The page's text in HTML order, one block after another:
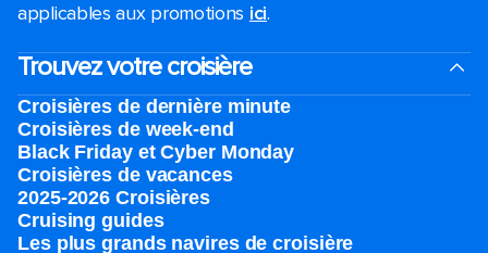
applicables aux promotions ici.
Trouvez votre croisière
Croisières de dernière minute
Croisières de week-end
Black Friday et Cyber Monday
Croisières de vacances
2025-2026 Croisières
Cruising guides
Les plus grands navires de croisière